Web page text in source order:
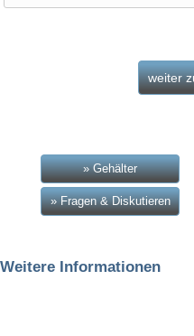
» Gehälter
» Fragen & Diskutieren
Weitere Informationen